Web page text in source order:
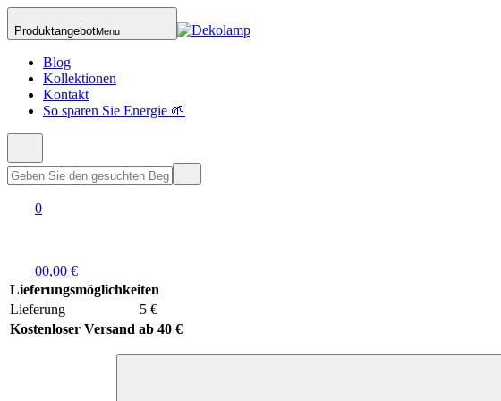
ProduktangebotMenu
Blog
Kollektionen
Kontakt
So sparen Sie Energie 🌱
0
00,00 €
Lieferungsmöglichkeiten
Lieferung
5 €
Kostenloser Versand ab 40 €